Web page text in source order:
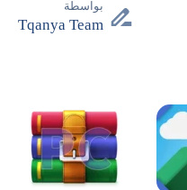
بواسطة
Tqanya Team